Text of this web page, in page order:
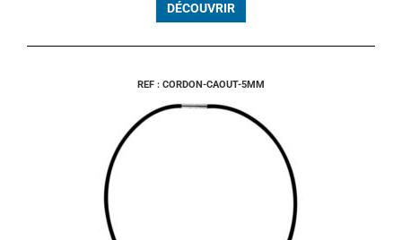
DÉCOUVRIR
REF : CORDON-CAOUT-5MM